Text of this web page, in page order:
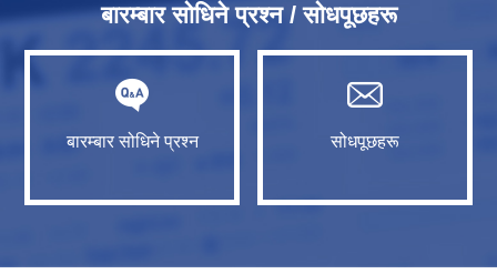
बारम्बार सोधिने प्रश्न / सोधपूछहरू
बारम्बार सोधिने प्रश्न सोधपूछहरू